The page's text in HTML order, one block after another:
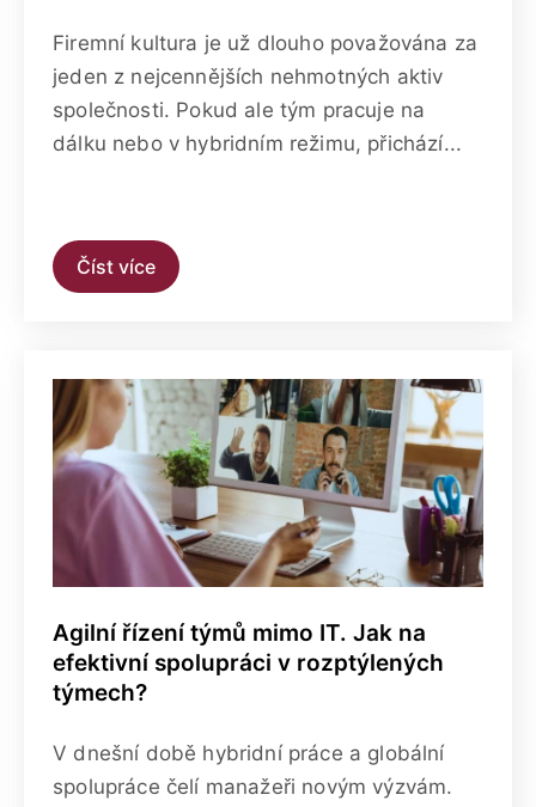
Firemní kultura je už dlouho považována za
jeden z nejcennějších nehmotných aktiv
společnosti. Pokud ale tým pracuje na
dálku nebo v hybridním režimu, přichází...
Číst více
Agilní řízení týmů mimo IT. Jak na
efektivní spolupráci v rozptýlených
týmech?
V dnešní době hybridní práce a globální
spolupráce čelí manažeři novým výzvám.